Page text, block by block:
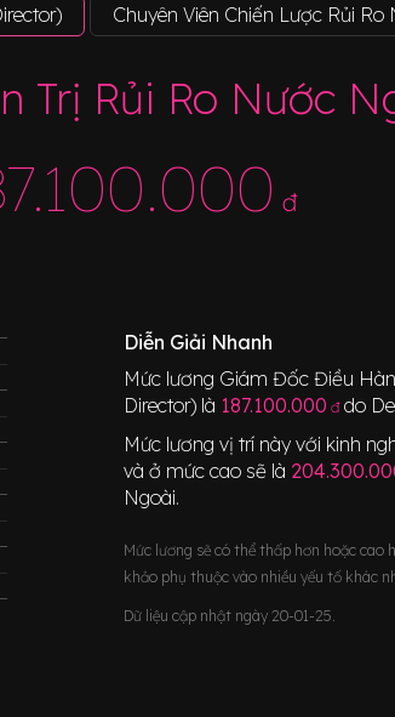
Chuyên Viên Chiến Lược Rủi
Trị Rủi Ro Nước
đ
Diễn Giải Nhanh
Mức lương Giám Đốc Điều
Director) là 187.100.000 đdo
Mức lương vị trí này với kinh
và ở mức cao sẽ là
Ngoài.
Mức lương sẽ có thể thấp hơn hoặc
khảo phụ thuộc vào nhiều yếu tố khác
Dữ liệu cập nhật ngày 20-01-25.